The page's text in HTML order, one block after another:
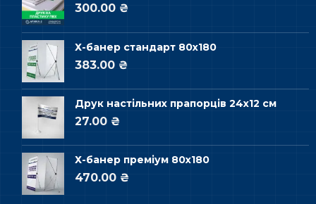
300.00 ₴
Х-банер стандарт 80х180
383.00 ₴
Друк настільних прапорців 24х12 см
27.00 ₴
Х-банер преміум 80х180
470.00 ₴